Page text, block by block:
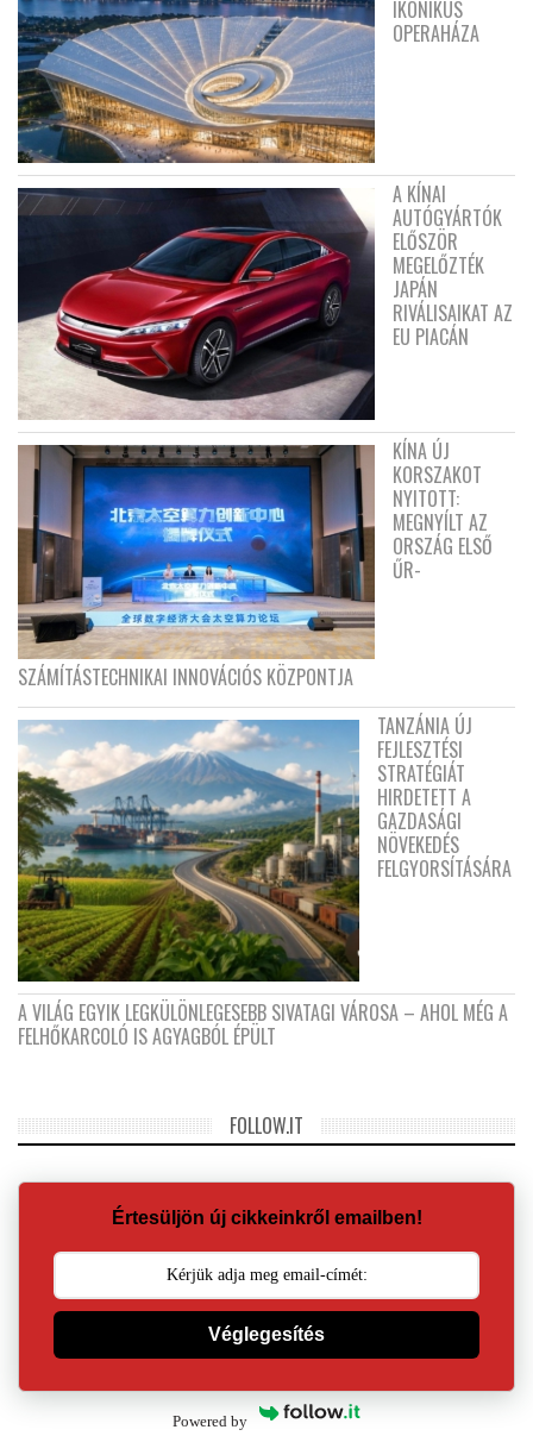
IKONIKUS
OPERAHÁZA
A KÍNAI
AUTÓGYÁRTÓK
ELŐSZÖR
MEGELŐZTÉK
JAPÁN
RIVÁLISAIKAT AZ
EU PIACÁN
KÍNA ÚJ
KORSZAKOT
NYITOTT:
MEGNYÍLT AZ
ORSZÁG ELSŐ
ŰR-
SZÁMÍTÁSTECHNIKAI INNOVÁCIÓS KÖZPONTJA
TANZÁNIA ÚJ
FEJLESZTÉSI
STRATÉGIÁT
HIRDETETT A
GAZDASÁGI
NÖVEKEDÉS
FELGYORSÍTÁSÁRA
A VILÁG EGYIK LEGKÜLÖNLEGESEBB SIVATAGI VÁROSA – AHOL MÉG A
FELHŐKARCOLÓ IS AGYAGBÓL ÉPÜLT
FOLLOW.IT
Értesüljön új cikkeinkről emailben!
Véglegesítés
Powered by